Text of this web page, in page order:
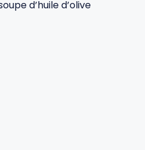
d’huile d’olive